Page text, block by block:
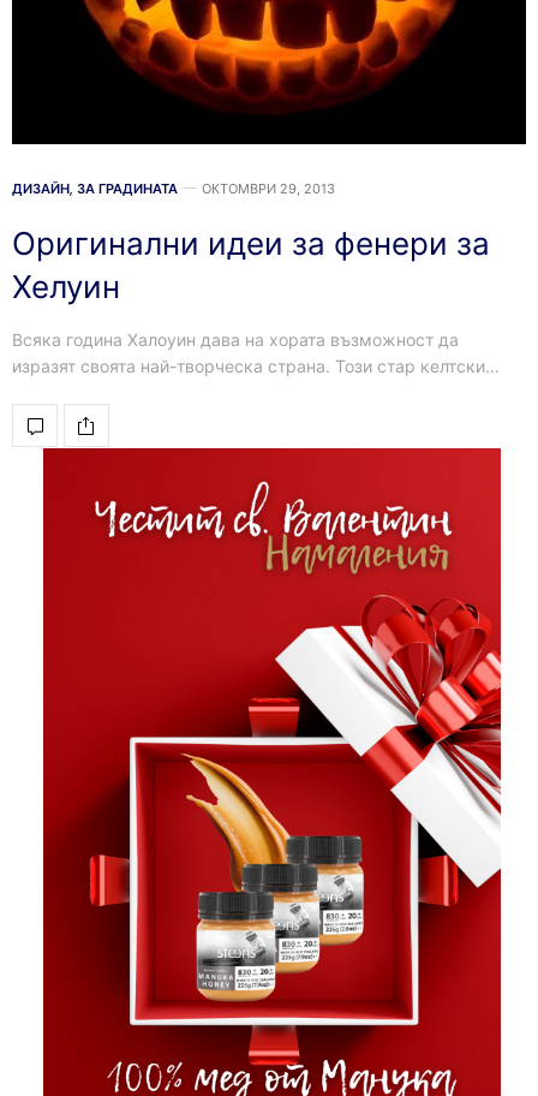
ДИЗАЙН, ЗА ГРАДИНАТА ОКТОМВРИ 29, 2013
Оригинални идеи за фенери за
Хелуин
Всяка година Халоуин дава на хората възможност да
изразят своята най-творческа страна. Този стар келтски…